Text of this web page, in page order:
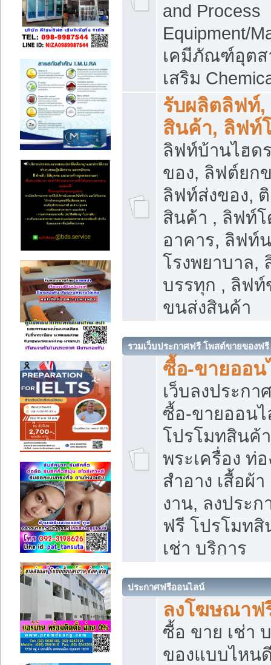
and Process
Equipment/
เคมีภัณฑ์อุตส
เสริม
รับผลิตลิฟท์
สินค้า, ลิฟท์
ลิฟท์บ้านไฮด
ของ, ลิฟต์ยก
ลิฟท์ส่งของ,
สินค้า , ลิฟท์
อาคาร, ลิฟท์
โรงพยาบาล,
บรรทุก , ลิฟ
ขนส่งสินค้า
รวมเว็บประกาศฟรี โพสต์ขายของฟรี
ซื้อ-ขายออน
เว็บลงประก
ซื้อ-ขายออน
โปรโมทสินค้
พระเครื่อง ท่อ
สำอาง เสื้อผ้
งาน, ลงประ
ฟรี โปรโมท
เช่า บริการ
ประกาศฟรีออนไลน์
ลงโฆษณาฟ
ซื้อ ขาย เช่า
ของแบบไหน